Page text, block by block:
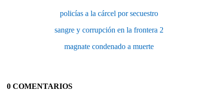
policías a la cárcel por secuestro
sangre y corrupción en la frontera 2
magnate condenado a muerte
0 COMENTARIOS